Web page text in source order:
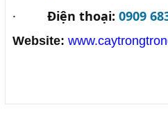
· Điện thoại: 0909
Website: